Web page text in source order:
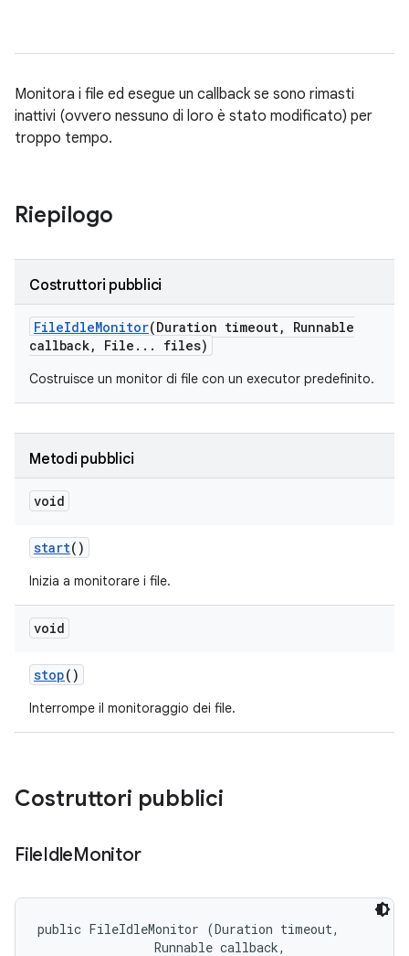
Monitora i file ed esegue un callback se sono rimasti
inattivi (ovvero nessuno di loro è stato modificato) per
troppo tempo.
Riepilogo
Costruttori pubblici
FileIdleMonitor(Duration timeout,
Runnable
callback, File . . . files)
Costruisce un monitor di file con un executor predefinito.
Metodi pubblici
void
start()
Inizia a monitorare i file.
void
stop()
Interrompe il monitoraggio dei file.
Costruttori pubblici
FileIdleMonitor
public FileIdleMonitor (Duration timeout,
                Runnable callback,